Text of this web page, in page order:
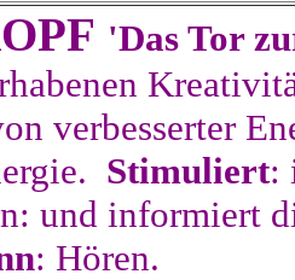
'Das Tor
verbesserter
Stimuliert:
und informiert
: Hören.